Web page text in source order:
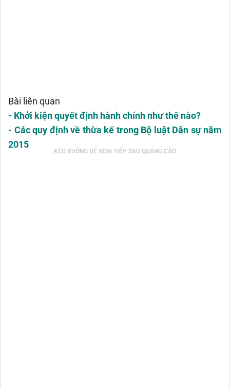
Bài liên quan
- Khởi kiện quyết định hành chính như thế nào?
- Các quy định về thừa kế trong Bộ luật Dân sự năm
2015